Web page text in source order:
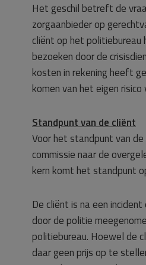
Het geschil betreft de
zorgaanbieder op
cliënt op het
bezoeken door de
kosten in rekening heeft
komen van het eigen risico
Standpunt van de cliënt
Voor het standpunt van
commissie naar de
kern komt het standpunt
De cliënt is na een
door de politie
politiebureau. Hoewel de
daar geen prijs op te